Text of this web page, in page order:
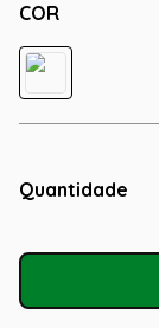
COR
Quantidade